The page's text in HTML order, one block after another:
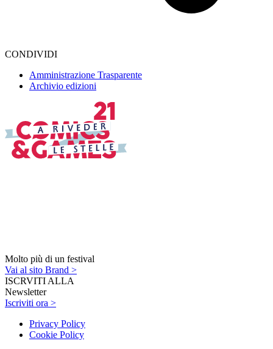
CONDIVIDI
Amministrazione Trasparente
Archivio edizioni
Molto più di un festival
Vai al sito Brand >
ISCRVITI ALLA
Newsletter
Iscriviti ora >
Privacy Policy
Cookie Policy